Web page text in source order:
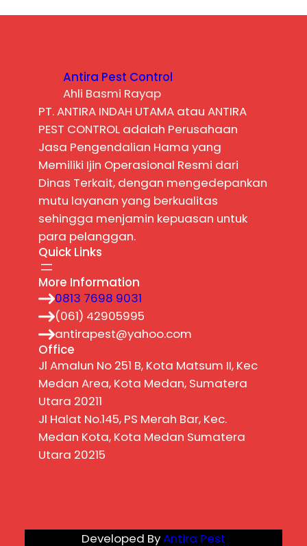
Antira Pest Control
Ahli Basmi Rayap
PT. ANTIRA INDAH UTAMA atau ANTIRA
PEST CONTROL adalah Perusahaan
Jasa Pengendalian Hama yang
Memiliki Ijin Operasional Resmi dari
Dinas Terkait, dengan mengedepankan
mutu layanan yang berkualitas
sehingga menjamin kepuasan untuk
para pelanggan.
Quick Links
More Information
0813 7698 9031
(061) 42905995
antirapest@yahoo.com
Office
Jl Amalun No 251 B, Kota Matsum II, Kec
Medan Area, Kota Medan, Sumatera
Utara 20211
Jl Halat No.145, PS Merah Bar, Kec.
Medan Kota, Kota Medan Sumatera
Utara 20215
Developed ByAntira Pest